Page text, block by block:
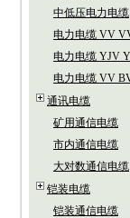
中低压电力电缆
电力电缆 VV
电力电缆 YJV
电力电缆 VV
通讯电缆
矿用通信电缆
市内通信电缆
大对数通信电缆
铠装电缆
铠装通信电缆